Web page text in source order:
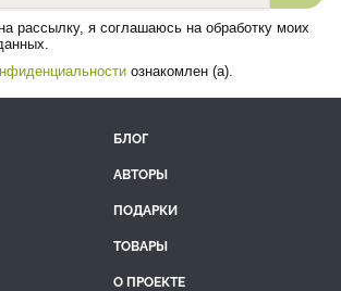
рассылку, я соглашаюсь на обработку моих
ознакомлен (а).
БЛОГ
АВТОРЫ
ПОДАРКИ
ТОВАРЫ
О ПРОЕКТЕ